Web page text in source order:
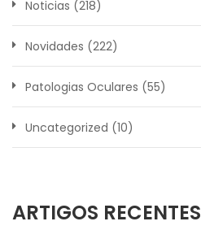
Noticias (218)
Novidades (222)
Patologias Oculares (55)
Uncategorized (10)
ARTIGOS RECENTES